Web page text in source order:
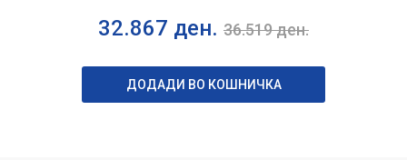
32.867 ден. 36.519ден.
ДОДАДИ ВО КОШНИЧКА